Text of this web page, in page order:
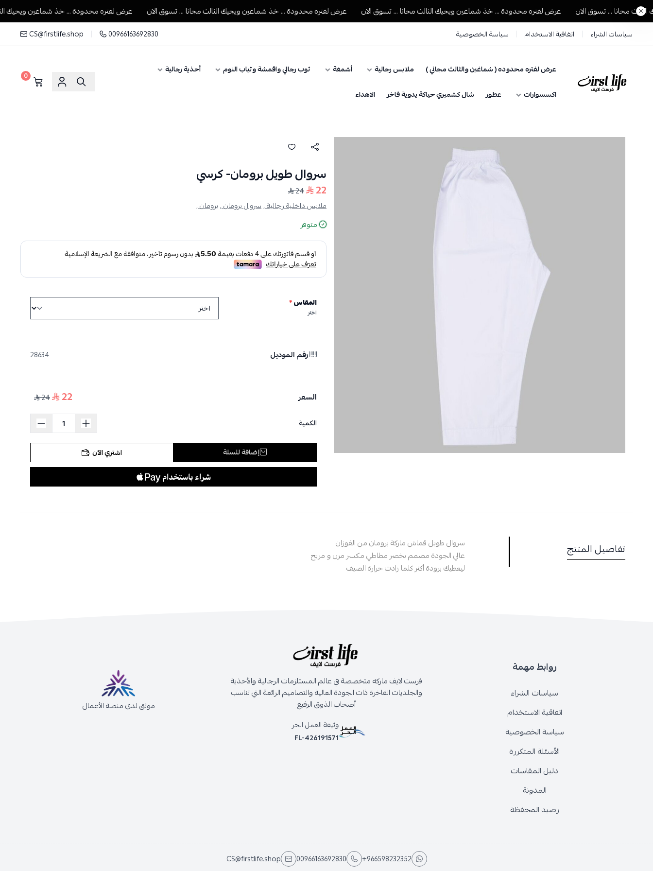
مجانا ... تسوق الان عرض لفتره محدودة ... خذ شماغين ويجيك الثالث مجانا ... تسوق الان عرض لفتره محدودة ... خذ شماغين ويجيك الثالث مجانا ... تسوق الان عرض لفتره محدودة ... خذ شماغين ويجيك
سياسات الشراء اتفاقية الاستخدام سياسة الخصوصية 00966163692830
CS@firstlife.shop
فرست لايف للمستلزمات الرجالية
عرض لفتره محدوده ( شماغين والثالث مجاني ) ملابس رجالية أشمغة ثوب رجالي واقمشة وثياب النوم
أحذية رجالية
اكسسوارات
عطور شال كشميري حياكة يدوية فاخر الاهداء
0
سروال طويل برومان- كرسي
22
24
ملابس داخلية رجالية ,سروال برومان ,برومان ,
متوفر
المقاس*
اختر
رقم الموديل 28634
السعر 22
24
الكمية
إضافة للسلة اشتري الآن
تفاصيل المنتج
سروال طويل قماش ماركة برومان من الفوزان
عالي الجودة مصمم بخصر مطاطي مكسر مرن و مريح
ليعطيك برودة أكثر كلما زادت حرارة الصيف
روابط مهمة
سياسات الشراء
اتفاقية الاستخدام
سياسة الخصوصية
الأسئلة المتكررة
دليل المقاسات
المدونة
رصيد المحفظة
فرست لايف ماركه متخصصة في عالم المستلزمات الرجالية والأحذية
والجلديات الفاخرة ذات الجودة العالية والتصاميم الرائعة التي تناسب
أصحاب الذوق الرفيع
وثيقة العمل الحر
FL-426191571
موثق لدى منصة الأعمال
+966598232352
00966163692830
CS@firstlife.shop